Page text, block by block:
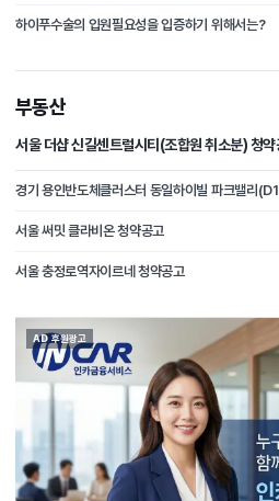
하이푸수술의 입원필요성을 입증하기 위해서는?
부동산
서울 더샵 신길센트럴시티(조합원 취소분) 청약
경기 용인반도체클러스터 동일하이빌 파크밸리
서울 써밋 클라비온 청약공고
서울 충정로역자이르네 청약공고
AD 후원광고